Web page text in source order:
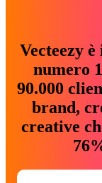
Vecteezy
numero
90.000
brand,
creative